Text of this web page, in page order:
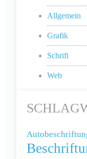
Allgemein
Grafik
Schrift
Web